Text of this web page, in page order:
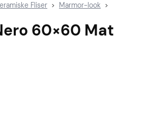
Fliser > Marmor-look >
60×60 Mat